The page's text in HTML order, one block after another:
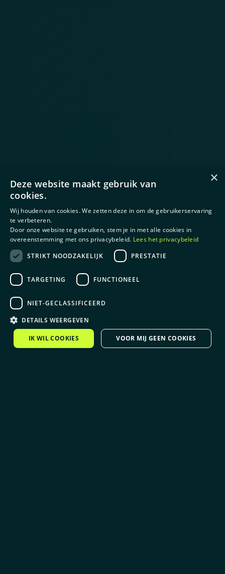
×
Deze website maakt gebruik van
cookies.
Wij houden van cookies. We zetten deze in om de gebruikerservaring
te verbeteren.
Door onze website te gebruiken, stem je in met alle cookies in
overeenstemming met ons privacybeleid. Lees het privacybeleid
STRIKT NOODZAKELIJK
PRESTATIE
TARGETING FUNCTIONEEL
NIET-GECLASSIFICEERD
DETAILS WEERGEVEN
IK WIL COOKIES VOOR MIJ GEEN COOKIES